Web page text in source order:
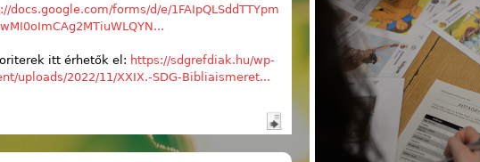
docs.google.com/forms/d/e/1FAIpQLSddTTYpm
itt érhetők el: https://sdgrefdiak.hu/wp-
uploads/2022/11/XXIX.-SDG-Bibliaismeret...